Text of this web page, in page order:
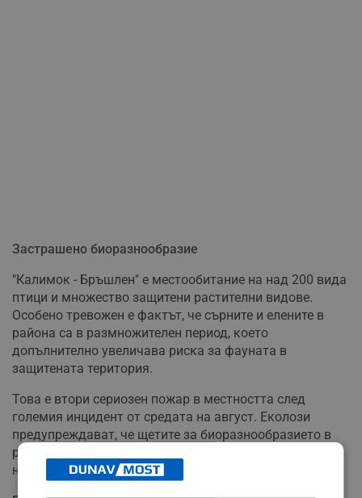
Застрашено биоразнообразие
"Калимок - Бръшлен" е местообитание на над 200 вида
птици и множество защитени растителни видове.
Особено тревожен е фактът, че сърните и елените в
района са в размножителен период, което
допълнително увеличава риска за фауната в
защитената територия.
Това е втори сериозен пожар в местността след
големия инцидент от средата на август. Еколози
предупреждават, че щетите за биоразнообразието в
резултат на честите пожари могат да бъдат
непоправими.